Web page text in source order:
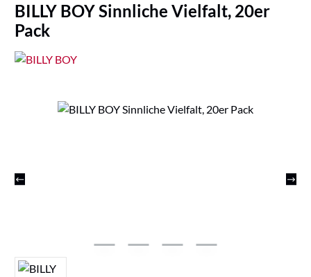
BILLY BOY Sinnliche Vielfalt, 20er
Pack
Bildergalerie überspringen